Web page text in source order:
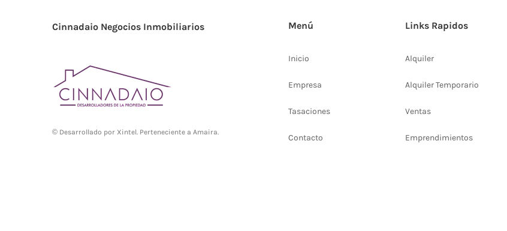
Cinnadaio Negocios Inmobiliarios
© Desarrollado por Xintel . Perteneciente a Amaira.
Menú
Inicio
Empresa
Tasaciones
Contacto
Links Rapidos
Alquiler
Alquiler Temporario
Ventas
Emprendimientos